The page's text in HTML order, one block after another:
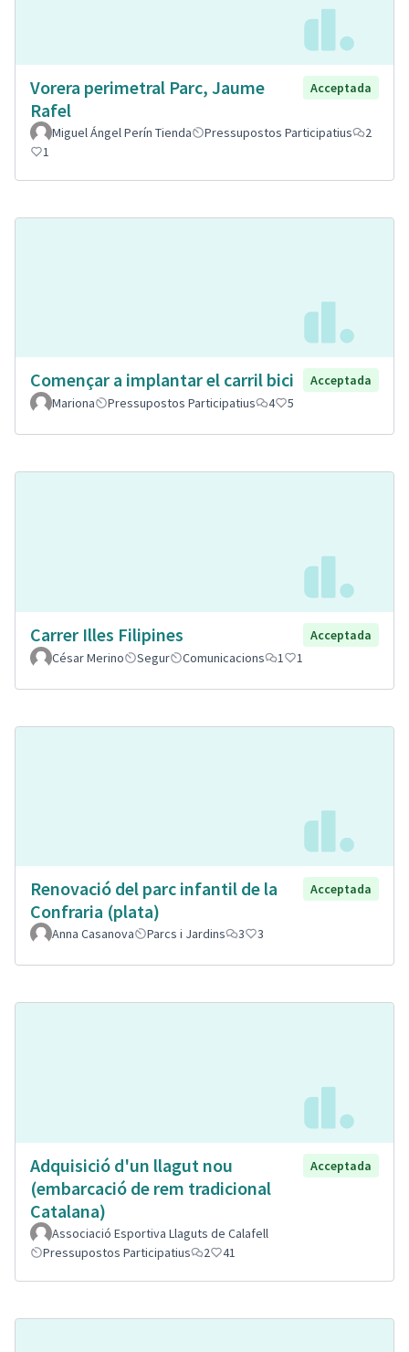
Vorera perimetral Parc, Jaume
Rafel
Acceptada
Miguel Ángel Perín Tienda Pressupostos Participatius
2
1
Començar a implantar el carril bici
Acceptada
Mariona
Pressupostos Participatius 4 5
Carrer Illes Filipines
Acceptada
César Merino
Segur Comunicacions 1 1
Renovació del parc infantil de la
Confraria (plata)
Acceptada
Anna Casanova Parcs i Jardins 3 3
Adquisició d'un llagut nou
(embarcació de rem tradicional
Catalana)
Acceptada
Associació Esportiva Llaguts de Calafell
Pressupostos Participatius
2 41